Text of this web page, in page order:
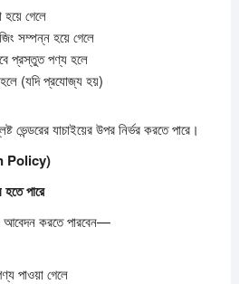
গেলে
সম্পন্ন হয়ে গেলে
প্রস্তুত পণ্য হলে
(যদি প্রযোজ্য হয়)
ভেন্ডরের যাচাইয়ের উপর নির্ভর করতে পারে।
Policy)
হতেপারে
আবেদন করতে পারবেন—
পাওয়া গেলে